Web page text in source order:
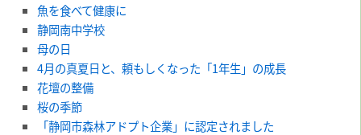
魚を食べて健康に
静岡南中学校
母の日
4月の真夏日と、頼もしくなった「1年生」の成長
花壇の整備
桜の季節
「静岡市森林アドプト企業」に認定されました